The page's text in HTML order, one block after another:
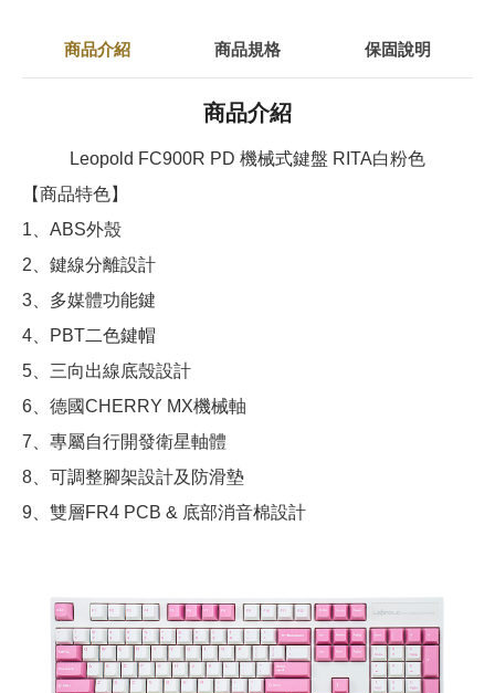
商品介紹 商品規格 保固說明
商品介紹
Leopold FC900R PD 機械式鍵盤 RITA白粉色
【商品特色】
1、ABS外殼
2、鍵線分離設計
3、多媒體功能鍵
4、PBT二色鍵帽
5、三向出線底殼設計
6、德國CHERRY MX機械軸
7、專屬自行開發衛星軸體
8、可調整腳架設計及防滑墊
9、雙層FR4 PCB & 底部消音棉設計